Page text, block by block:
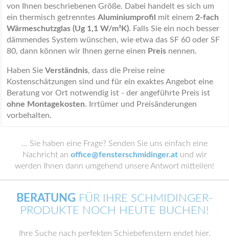
von Ihnen beschriebenen Größe. Dabei handelt es sich um
ein thermisch getrenntes Aluminiumprofil mit einem 2-fach
Wärmeschutzglas (Ug 1,1 W/m²K). Falls Sie ein noch besser
dämmendes System wünschen, wie etwa das SF 60 oder SF
80, dann können wir Ihnen gerne einen Preis nennen.
Haben Sie Verständnis, dass die Preise reine
Kostenschätzungen sind und für ein exaktes Angebot eine
Beratung vor Ort notwendig ist - der angeführte Preis ist
ohne Montagekosten. Irrtümer und Preisänderungen
vorbehalten.
… Sie haben eine Frage? Senden Sie uns einfach eine
Nachricht an office@fensterschmidinger.atund wir
werden Ihnen dann umgehend unsere Antwort mitteilen!
BERATUNG FÜR IHRE SCHMIDINGER-
PRODUKTE NOCH HEUTE BUCHEN!
Ihre Suche nach perfekten Schiebefenstern endet hier.